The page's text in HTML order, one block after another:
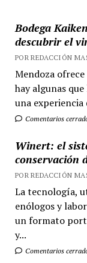
Bodega
descubrir el
POR REDACCIÓN
Mendoza
hay algunas
una experiencia
Comentarios
Winert: el
conservación
POR REDACCIÓN
La tecnología,
enólogos y
un formato
y...
Comentarios